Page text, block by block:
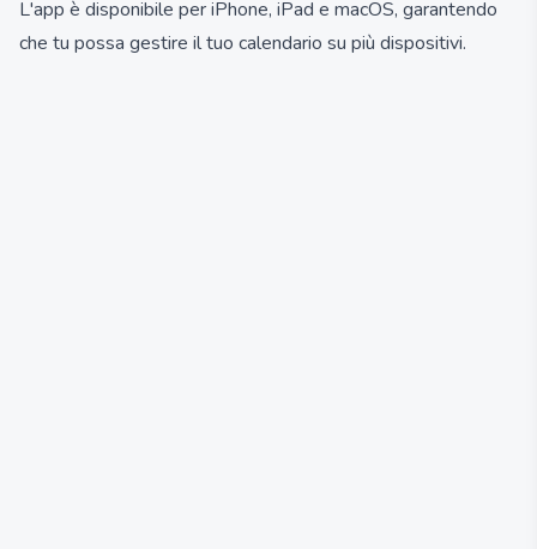
L'app è disponibile per iPhone, iPad e macOS, garantendo
che tu possa gestire il tuo calendario su più dispositivi.